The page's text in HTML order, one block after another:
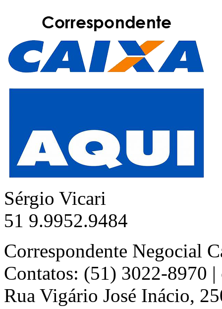
Sérgio Vicari
51 9.9952.9484
Correspondente Negocial
Contatos: (51) 3022-8970
Rua Vigário José Inácio,